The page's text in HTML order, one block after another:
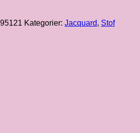
Kategorier: Jacquard, Stof